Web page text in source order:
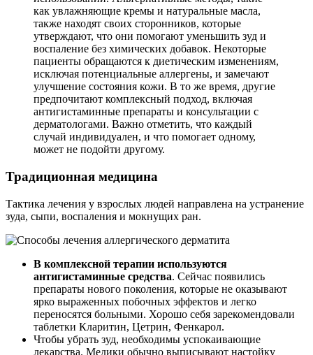
как увлажняющие кремы и натуральные масла,
также находят своих сторонников, которые
утверждают, что они помогают уменьшить зуд и
воспаление без химических добавок. Некоторые
пациенты обращаются к диетическим изменениям,
исключая потенциальные аллергены, и замечают
улучшение состояния кожи. В то же время, другие
предпочитают комплексный подход, включая
антигистаминные препараты и консультации с
дерматологами. Важно отметить, что каждый
случай индивидуален, и что помогает одному,
может не подойти другому.
Традиционная медицина
Тактика лечения у взрослых людей направлена на устранение
зуда, сыпи, воспаления и мокнущих ран.
В комплексной терапии используются
антигистаминные средства. Сейчас появились
препараты нового поколения, которые не оказывают
ярко выраженных побочных эффектов и легко
переносятся больными. Хорошо себя зарекомендовали
таблетки Кларитин, Цетрин, Фенкарол.
Чтобы убрать зуд, необходимы успокаивающие
лекарства. Медики обычно выписывают настойку